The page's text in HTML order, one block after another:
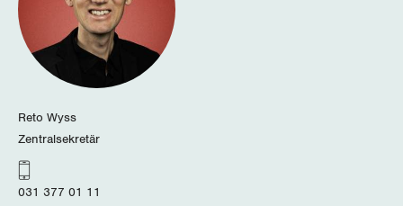
Reto Wyss
Zentralsekretär
031 377 01 11